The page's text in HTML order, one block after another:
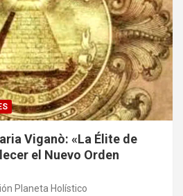
Viganò: «La Élite de
el Nuevo Orden
Planeta Holístico